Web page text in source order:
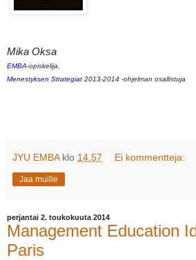
Mika Oksa
EMBA-opiskelija,
Menestyksen Strategiat 2013-2014 -ohjelman osallistuja
JYU EMBA klo 14.57 Ei kommentteja:
Jaa muille
perjantai 2. toukokuuta 2014
Management Education
Paris